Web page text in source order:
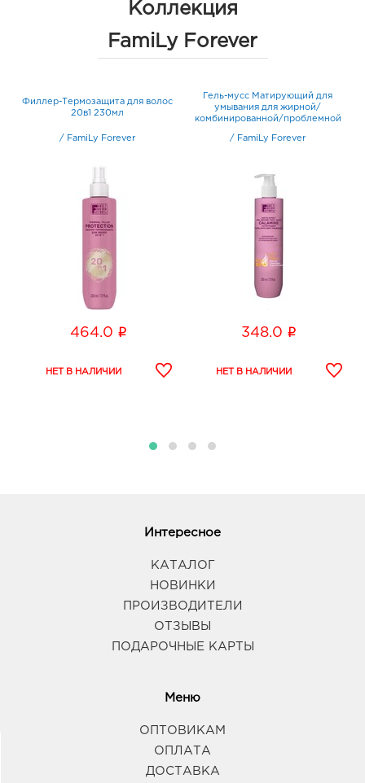
График работы:10:00 - 22:00
Коллекция
FamiLy Forever
Филлер-Термозащита для волос
20в1 230мл
/ FamiLy Forever
464.0 i
Гель-мусс Матирующий для
умывания для жирной/
комбинированной/проблемной
/ FamiLy Forever
348.0 i
Интересное
КАТАЛОГ
НОВИНКИ
ПРОИЗВОДИТЕЛИ
ОТЗЫВЫ
ПОДАРОЧНЫЕ КАРТЫ
Меню
ОПТОВИКАМ
ОПЛАТА
ДОСТАВКА